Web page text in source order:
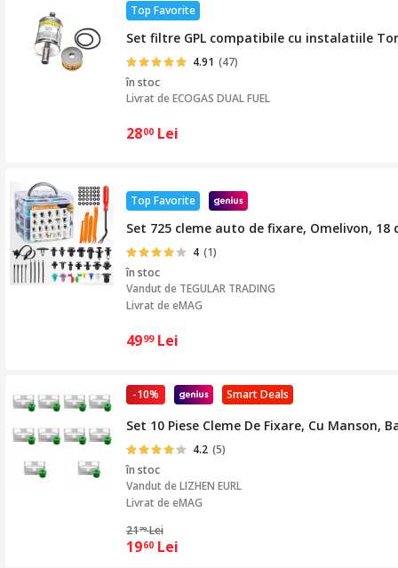
Top Favorite
Set filtre GPL compatibile cu instalatiile
4.91 (47)
în stoc
Livrat deECOGAS DUAL FUEL
2800 Lei
Top Favorite
Set 725 cleme auto de fixare, Omelivon,
4 (1)
în stoc
Vandut de TEGULAR TRADING
Livrat de eMAG
4999 Lei
Smart Deals
-10%
Set 10 Piese Cleme De Fixare, Cu Manson,
4.2 (5)
în stoc
Vandut deLIZHEN EURL
Livrat de eMAG
2179 Lei
1960 Lei